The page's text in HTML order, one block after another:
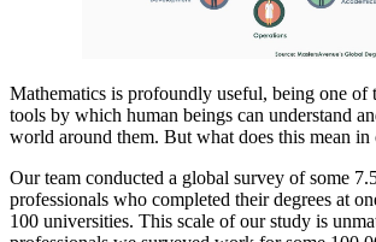
Mathematics is profoundly useful, being one of
tools by which human beings can understand
world around them. But what does this mean in
Our team conducted a global survey of some
professionals who completed their degrees at
100 universities. This scale of our study is